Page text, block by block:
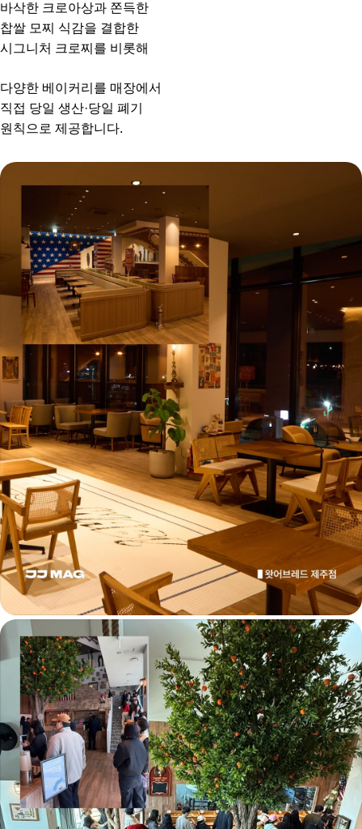
바삭한 크로아상과 쫀득한
찹쌀 모찌 식감을 결합한
시그니처 크로찌를 비롯해
다양한 베이커리를 매장에서
직접 당일 생산·당일 폐기
원칙으로 제공합니다.